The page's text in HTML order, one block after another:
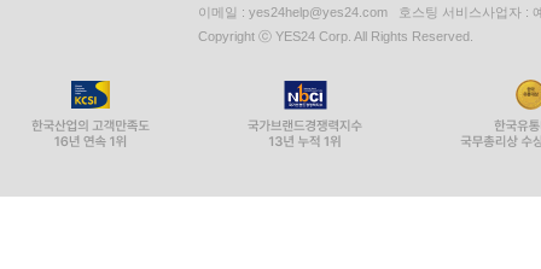
이메일 : yes24help@yes24.com 호스팅 서비스사업자 :
Copyright ⓒ YES24 Corp. All Rights Reserved.